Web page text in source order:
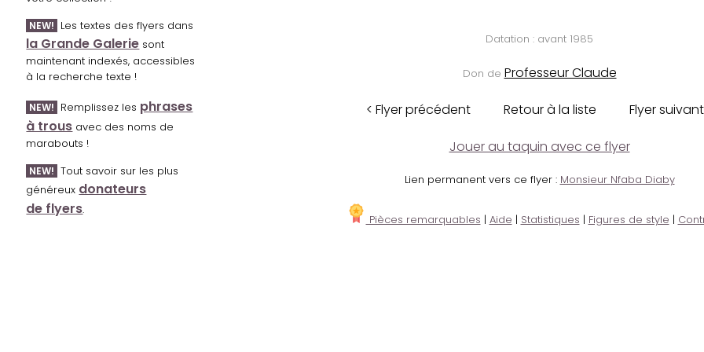
NEW! Les textes des flyers dans
la Grande Galerie sont
maintenant indexés, accessibles
à la recherche texte !
NEW! Remplissez les phrases
à trous avec des noms de
marabouts !
NEW! Tout savoir sur les plus
généreux donateurs
de flyers.
Datation : avant 1985
Don de Professeur Claude
< Flyer précédent Retour à la liste Flyer
Jouer au taquin avec ce flyer
Lien permanent vers ce flyer : Monsieur Nfaba Diaby
Pièces remarquables | Aide | Statistiques | Figures de style |